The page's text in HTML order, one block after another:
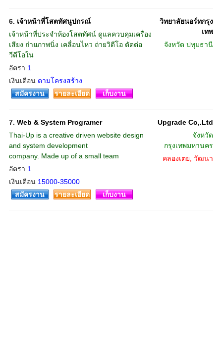
6. เจ้าหน้าที่โสตทัศนูปกรณ์
เจ้าหน้าที่ประจำห้องโสตทัศน์ ดูแลควบคุมเครื่อง
เสียง ถ่ายภาพนิ่ง เคลื่อนไหว ถ่ายวิดีโอ ตัดต่อ
วีดีโอใน
อัตรา 1
เงินเดือน ตามโครงสร้าง
วิทยาลัยนอร์ทกรุง
เทพ
จังหวัด ปทุมธานี
สมัครงาน รายละเอียด เก็บงาน
7. Web & System Programer
Thai-Up is a creative driven website design
and system development
company. Made up of a small team
อัตรา 1
เงินเดือน 15000-35000
Upgrade Co,.Ltd
จังหวัด
กรุงเทพมหานคร
คลองเตย, วัฒนา
สมัครงาน รายละเอียด เก็บงาน